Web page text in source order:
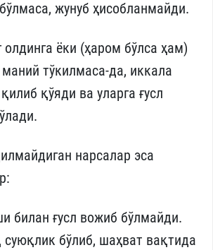
жунуб ҳисобланмайди.
олдинга ёки (ҳаром бўлса ҳам)
тўкилмаса-да, иккала
қўяди ва уларга ғусл
нарсалар эса
билан ғусл вожиб бўлмайди.
бўлиб, шаҳват вақтида